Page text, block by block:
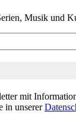
Musik und
mit
in unserer